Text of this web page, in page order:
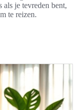
je tevreden bent,
te reizen.